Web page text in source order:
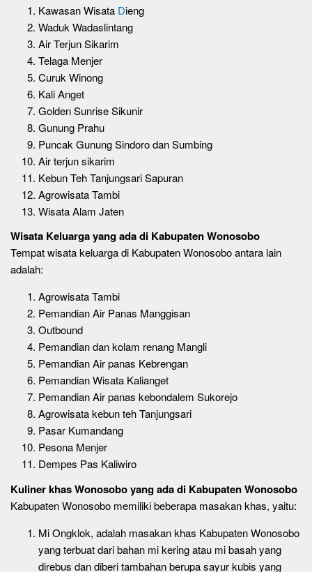
Kawasan Wisata Dieng
Waduk Wadaslintang
Air Terjun Sikarim
Telaga Menjer
Curuk Winong
Kali Anget
Golden Sunrise Sikunir
Gunung Prahu
Puncak Gunung Sindoro dan Sumbing
Air terjun sikarim
Kebun Teh Tanjungsari Sapuran
Agrowisata Tambi
Wisata Alam Jaten
Wisata Keluarga yang ada di Kabupaten Wonosobo
Tempat wisata keluarga di Kabupaten Wonosobo antara lain
adalah:
Agrowisata Tambi
Pemandian Air Panas Manggisan
Outbound
Pemandian dan kolam renang Mangli
Pemandian Air panas Kebrengan
Pemandian Wisata Kalianget
Pemandian Air panas kebondalem Sukorejo
Agrowisata kebun teh Tanjungsari
Pasar Kumandang
Pesona Menjer
Dempes Pas Kaliwiro
Kuliner khas Wonosoboyang ada di Kabupaten Wonosobo
Kabupaten Wonosobo memiliki beberapa masakan khas, yaitu:
Mi Ongklok, adalah masakan khas Kabupaten Wonosobo
yang terbuat dari bahan mi kering atau mi basah yang
direbus dan diberi tambahan berupa sayur kubis yang